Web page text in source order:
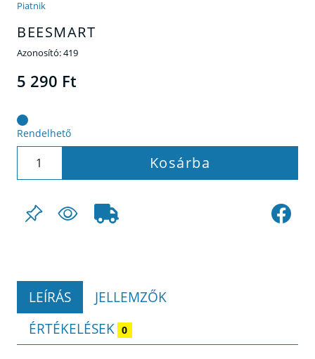
Piatnik
BEESMART
Azonosító:419
5 290 Ft
Rendelhető
Kosárba
LEÍRÁS
JELLEMZŐK
ÉRTÉKELÉSEK 0